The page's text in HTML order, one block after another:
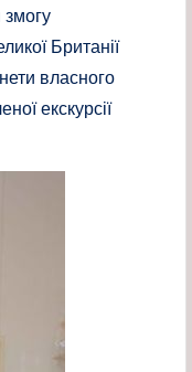
змогу
Британії
власного
екскурсії